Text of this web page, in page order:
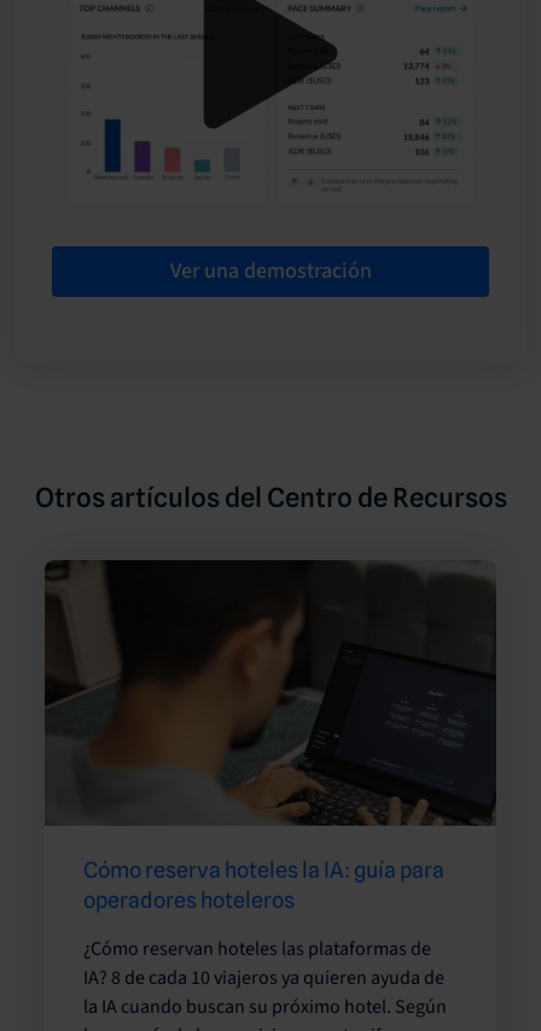
Ver una demostración
Otros artículos del Centro de Recursos
Cómo reserva hoteles la IA: guía para
operadores hoteleros
¿Cómo reservan hoteles las plataformas de
IA? 8 de cada 10 viajeros ya quieren ayuda de
la IA cuando buscan su próximo hotel. Según